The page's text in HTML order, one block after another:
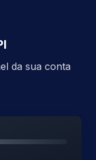
da sua conta